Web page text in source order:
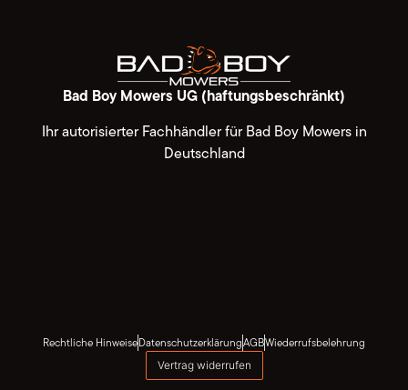
Bad Boy Mowers UG (haftungsbeschränkt)
Ihr autorisierter Fachhändler für Bad Boy Mowers in
Deutschland
Rechtliche HinweiseDatenschutzerklärungAGBWiederrufsbelehrung
Vertrag widerrufen